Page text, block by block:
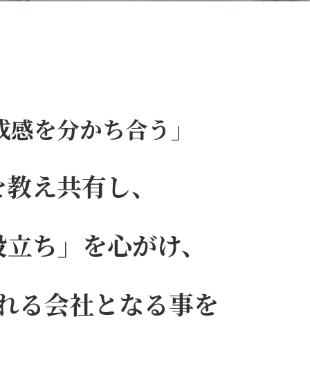
を分かち合う」
え共有し、
ち」を心がけ、
る会社となる事を